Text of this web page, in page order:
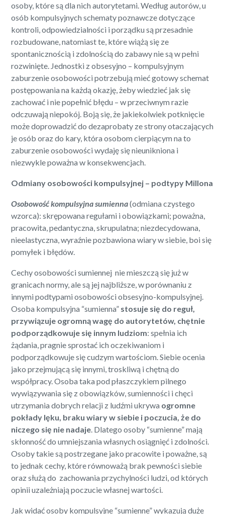
osoby, które są dla nich autorytetami. Według autorów, u
osób kompulsyjnych schematy poznawcze dotyczące
kontroli, odpowiedzialności i porządku są przesadnie
rozbudowane, natomiast te, które wiążą się ze
spontanicznością i zdolnością do zabawy nie są w pełni
rozwinięte. Jednostki z obsesyjno – kompulsyjnym
zaburzenie osobowości potrzebują mieć gotowy schemat
postępowania na każdą okazję, żeby wiedzieć jak się
zachować i nie popełnić błędu – w przeciwnym razie
odczuwają niepokój. Boją się, że jakiekolwiek potknięcie
może doprowadzić do dezaprobaty ze strony otaczających
je osób oraz do kary, która osobom cierpiącym na to
zaburzenie osobowości wydaję się nieunikniona i
niezwykle poważna w konsekwencjach.
Odmiany osobowości kompulsyjnej – podtypy Millona
Osobowość kompulsyjna sumienna(odmiana czystego
wzorca): skrępowana regułami i obowiązkami; poważna,
pracowita, pedantyczna, skrupulatna; niezdecydowana,
nieelastyczna, wyraźnie pozbawiona wiary w siebie, boi się
pomyłek i błędów.
Cechy osobowości sumiennej nie mieszczą się już w
granicach normy, ale są jej najbliższe, w porównaniu z
innymi podtypami osobowości obsesyjno-kompulsyjnej.
Osoba kompulsyjna “sumienna” stosuje się do reguł,
przywiązuje ogromną wagę do autorytetów, chętnie
podporządkowuje się innym ludziom: spełnia ich
żądania, pragnie sprostać ich oczekiwaniom i
podporządkowuje się cudzym wartościom. Siebie ocenia
jako przejmującą się innymi, troskliwą i chętną do
współpracy. Osoba taka pod płaszczykiem pilnego
wywiązywania się z obowiązków, sumienności i chęci
utrzymania dobrych relacji z ludźmi ukrywa ogromne
pokłady lęku, braku wiary w siebie i poczucia, że do
niczego się nie nadaje. Dlatego osoby “sumienne” mają
skłonność do umniejszania własnych osiągnięć i zdolności.
Osoby takie są postrzegane jako pracowite i poważne, są
to jednak cechy, które równoważą brak pewności siebie
oraz służą do zachowania przychylności ludzi, od których
opinii uzależniają poczucie własnej wartości.
Jak widać osoby kompulsyjne “sumienne” wykazują duże